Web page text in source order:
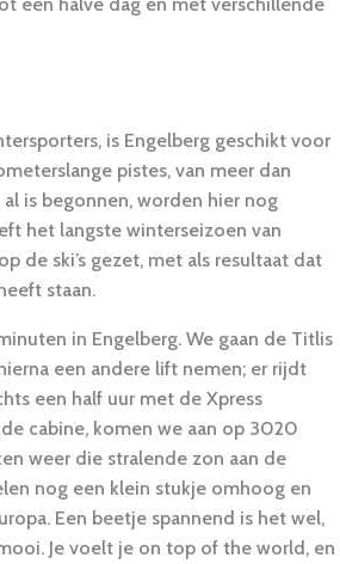
is Engelberg geschikt voor
pistes, van meer dan
is begonnen, worden hier nog
het langste winterseizoen van
de ski’s gezet, met als resultaat dat
staan.
in Engelberg. We gaan de Titlis
een andere lift nemen; er rijdt
een half uur met de Xpress
cabine, komen we aan op 3020
weer die stralende zon aan de
nog een klein stukje omhoog en
Een beetje spannend is het wel,
Je voelt je on top of the world, en